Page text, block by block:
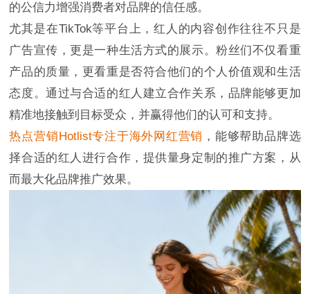
的公信力增强消费者对品牌的信任感。
尤其是在TikTok等平台上，红人的内容创作往往不只是
广告宣传，更是一种生活方式的展示。粉丝们不仅看重
产品的质量，更看重是否符合他们的个人价值观和生活
态度。通过与合适的红人建立合作关系，品牌能够更加
精准地接触到目标受众，并赢得他们的认可和支持。
热点营销Hotlist专注于海外网红营销 ，能够帮助品牌选
择合适的红人进行合作，提供量身定制的推广方案，从
而最大化品牌推广效果。